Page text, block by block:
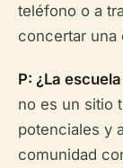
teléfono o a
concertar una
P: ¿La
no es un sitio
potenciales y
comunidad